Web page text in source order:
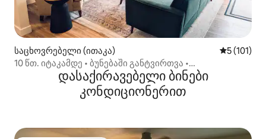
საცხოვრებელი (ითაკა) საშუალო
5 (101)
10 წთ. იტაკამდე • ბუნებაში განტვირთვა •
ინფრაწითელი საუნა
დასაქირავებელი ბინები
კონდიციონერით